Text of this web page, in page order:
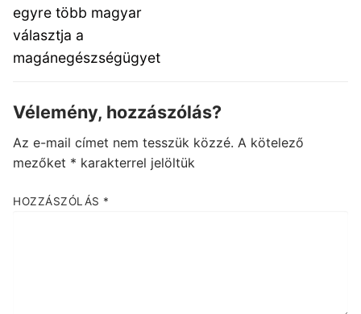
egyre több magyar
választja a
magánegészségügyet
Vélemény, hozzászólás?
Az e-mail címet nem tesszük közzé. A kötelező
mezőket * karakterrel jelöltük
HOZZÁSZÓLÁS *